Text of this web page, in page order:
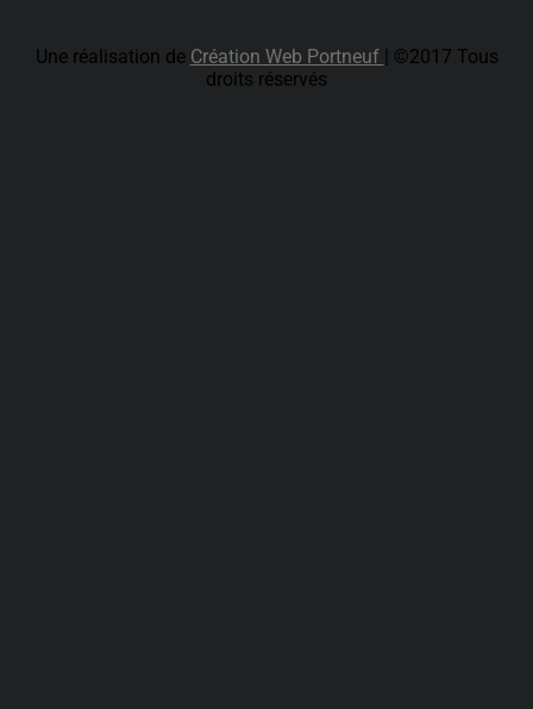
Une réalisation de Création Web Portneuf
| ©2017 Tous
droits réservés